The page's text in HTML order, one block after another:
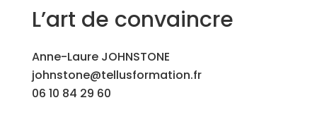
L’art de convaincre
Anne-Laure JOHNSTONE
johnstone@tellusformation.fr
06 10 84 29 60